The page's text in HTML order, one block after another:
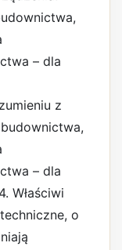
– dla
z
– dla
Właściwi
o